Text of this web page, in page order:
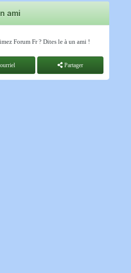
ami
Forum Fr ? Dites le à un ami !
Partager